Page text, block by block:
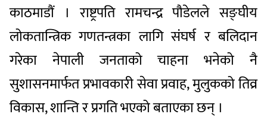
काठमाडौं । राष्ट्रपति रामचन्द्र पौडेलले सङ्घीय
लोकतान्त्रिक गणतन्त्रका लागि संघर्ष र बलिदान
गरेका नेपाली जनताको चाहना भनेको नै
सुशासनमार्फत प्रभावकारी सेवा प्रवाह, मुलुकको तिव्र
विकास, शान्ति र प्रगति भएको बताएका छन् ।